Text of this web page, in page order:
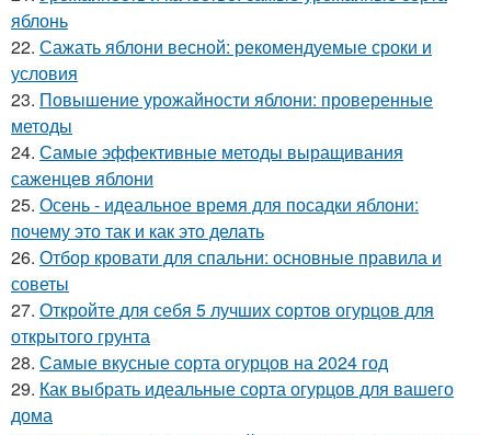
яблонь
22. Сажать яблони весной: рекомендуемые сроки и
условия
23. Повышение урожайности яблони: проверенные
методы
24. Самые эффективные методы выращивания
саженцев яблони
25. Осень - идеальное время для посадки яблони:
почему это так и как это делать
26. Отбор кровати для спальни: основные правила и
советы
27. Откройте для себя 5 лучших сортов огурцов для
открытого грунта
28. Самые вкусные сорта огурцов на 2024 год
29. Как выбрать идеальные сорта огурцов для вашего
дома